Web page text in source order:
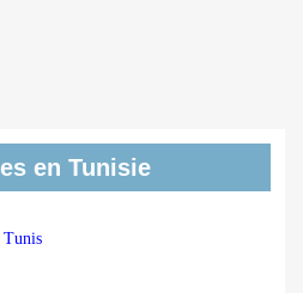
en Tunisie
Tunis